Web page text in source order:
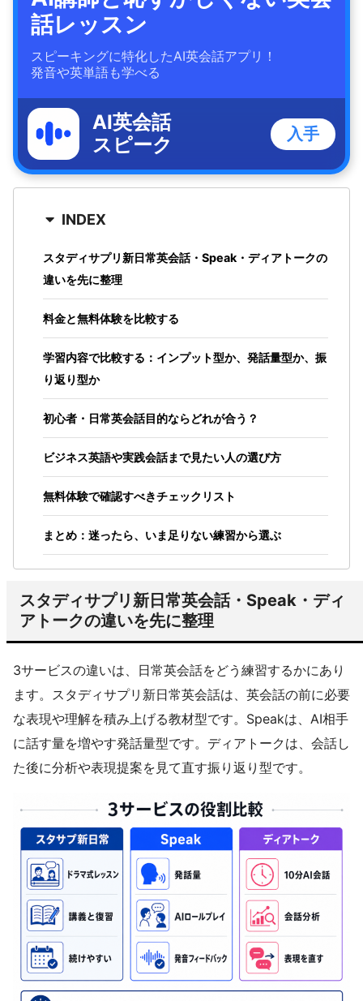
話レッスン
スピーキングに特化したAI英会話アプリ！
発音や英単語も学べる
AI英会話
スピーク
入手
INDEX
スタディサプリ新日常英会話・Speak・ディアトークの
違いを先に整理
料金と無料体験を比較する
学習内容で比較する：インプット型か、発話量型か、振
り返り型か
初心者・日常英会話目的ならどれが合う？
ビジネス英語や実践会話まで見たい人の選び方
無料体験で確認すべきチェックリスト
まとめ：迷ったら、いま足りない練習から選ぶ
スタディサプリ新日常英会話・Speak・ディ
アトークの違いを先に整理
3サービスの違いは、日常英会話をどう練習するかにあり
ます。スタディサプリ新日常英会話は、英会話の前に必要
な表現や理解を積み上げる教材型です。Speakは、AI相手
に話す量を増やす発話量型です。ディアトークは、会話し
た後に分析や表現提案を見て直す振り返り型です。